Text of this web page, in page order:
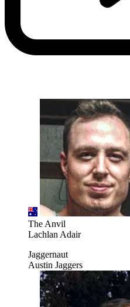
The Anvil
Lachlan Adair
Jaggernaut
Austin Jaggers